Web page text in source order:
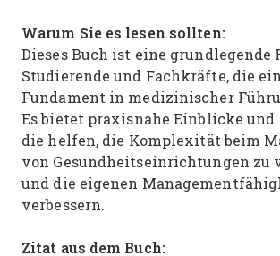
Warum Sie es lesen sollten:
Dieses Buch ist eine grundlegende
Studierende und Fachkräfte, die
Fundament in medizinischer
Es bietet praxisnahe Einblicke und
die helfen, die Komplexität beim
von Gesundheitseinrichtungen zu
und die eigenen
verbessern.
Zitat aus dem Buch: